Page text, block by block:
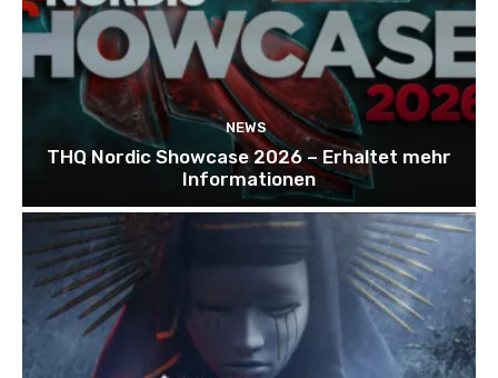
NEWS
THQ Nordic Showcase 2026 – Erhaltet mehr
Informationen